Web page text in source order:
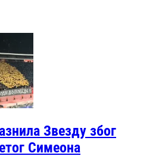
Звезду због
Симеона